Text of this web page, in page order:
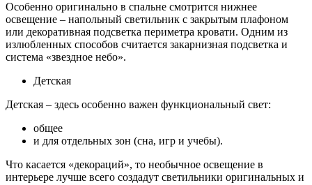
Особенно оригинально в спальне смотрится нижнее
освещение – напольный светильник с закрытым плафоном
или декоративная подсветка периметра кровати. Одним из
излюбленных способов считается закарнизная подсветка и
система «звездное небо».
Детская
Детская – здесь особенно важен функциональный свет:
общее
и для отдельных зон (сна, игр и учебы).
Что касается «декораций», то необычное освещение в
интерьере лучше всего создадут светильники оригинальных и